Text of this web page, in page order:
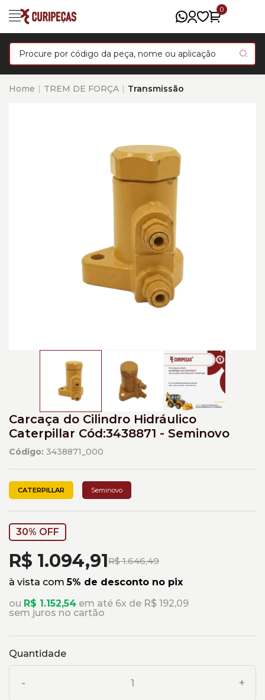
0
Home TREM DE FORÇA Transmissão
Carcaça do Cilindro Hidráulico
Caterpillar Cód:3438871 - Seminovo
Código: 3438871_000
CATERPILLAR Seminovo
30% OFF
R$ 1.646,49
R$ 1.094,91
à vista com5% de desconto no pix
ou R$ 1.152,54 em até 6x de R$ 192,09
sem juros no cartão
Quantidade
- +